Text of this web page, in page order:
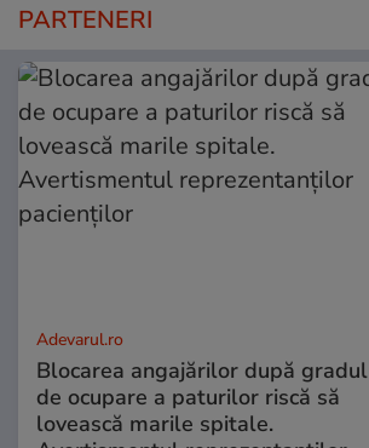
PARTENERI
Adevarul.ro
Blocarea angajărilor după gradul
de ocupare a paturilor riscă să
lovească marile spitale.